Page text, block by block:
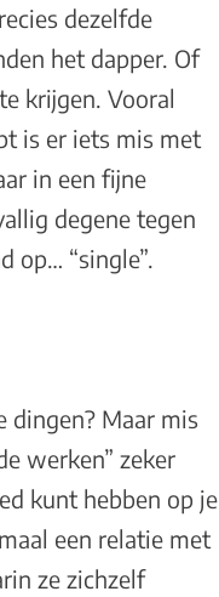
dezelfde
het dapper. Of
krijgen. Vooral
is er iets mis met
in een fijne
degene tegen
op… “single”.
dingen? Maar mis
werken” zeker
kunt hebben op je
een relatie met
ze zichzelf